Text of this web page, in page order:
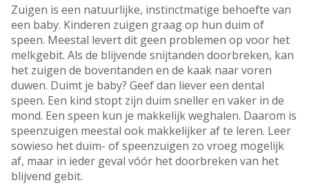
Zuigen is een natuurlijke, instinctmatige behoefte van
een baby. Kinderen zuigen graag op hun duim of
speen. Meestal levert dit geen problemen op voor het
melkgebit. Als de blijvende snijtanden doorbreken, kan
het zuigen de boventanden en de kaak naar voren
duwen. Duimt je baby? Geef dan liever een dental
speen. Een kind stopt zijn duim sneller en vaker in de
mond. Een speen kun je makkelijk weghalen. Daarom is
speenzuigen meestal ook makkelijker af te leren. Leer
sowieso het duim- of speenzuigen zo vroeg mogelijk
af, maar in ieder geval vóór het doorbreken van het
blijvend gebit.